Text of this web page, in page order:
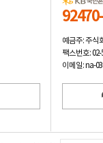
예금주: 주식
팩스번호: 02-
이메일: na-